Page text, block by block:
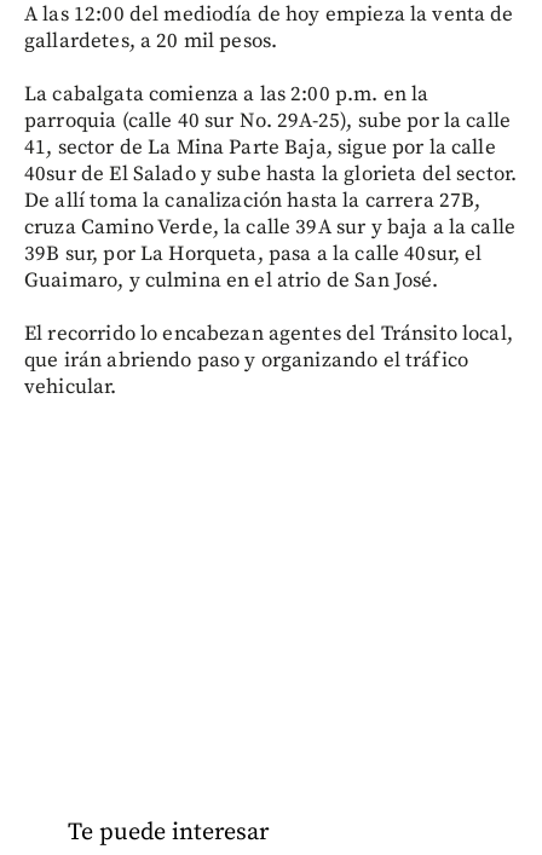
A las 12:00 del mediodía de hoy empieza la venta de
gallardetes, a 20 mil pesos.
La cabalgata comienza a las 2:00 p.m. en la
parroquia (calle 40 sur No. 29A-25), sube por la calle
41, sector de La Mina Parte Baja, sigue por la calle
40sur de El Salado y sube hasta la glorieta del sector.
De allí toma la canalización hasta la carrera 27B,
cruza Camino Verde, la calle 39A sur y baja a la calle
39B sur, por La Horqueta, pasa a la calle 40sur, el
Guaimaro, y culmina en el atrio de San José.
El recorrido lo encabezan agentes del Tránsito local,
que irán abriendo paso y organizando el tráfico
vehicular.
Te puede interesar